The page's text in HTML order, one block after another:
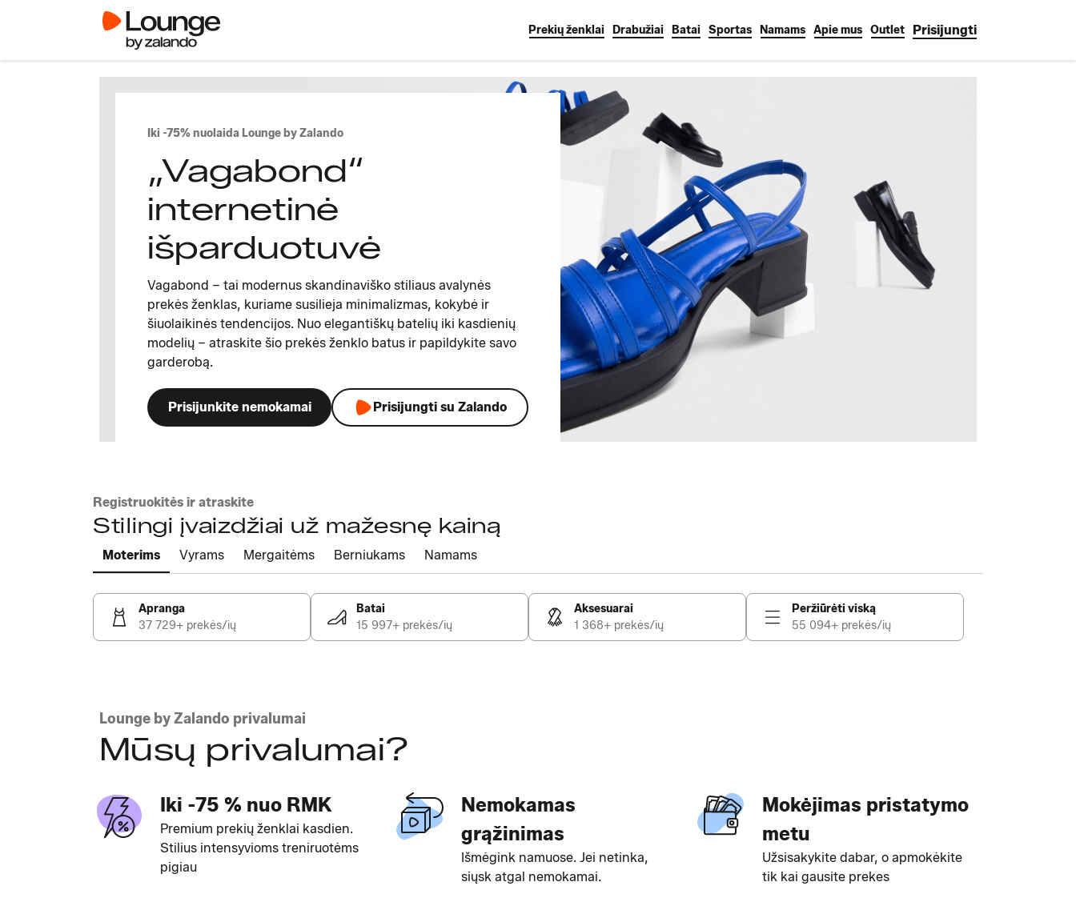
Prekių ženklai Drabužiai Batai Sportas Namams Apie mus Outlet Prisijungti
Iki -75% nuolaida Lounge by Zalando
„Vagabond“
internetinė
išparduotuvė
Vagabond – tai modernus skandinaviško stiliaus avalynės
prekės ženklas, kuriame susilieja minimalizmas, kokybė ir
šiuolaikinės tendencijos. Nuo elegantiškų batelių iki kasdienių
modelių – atraskite šio prekės ženklo batus ir papildykite savo
garderobą.
Prisijunkite nemokamai Prisijungti su Zalando
Registruokitės ir atraskite
Stilingi įvaizdžiai už mažesnę kainą
Moterims Vyrams Mergaitėms Berniukams Namams
Apranga
37 729+ prekės/ių
Batai
15 997+ prekės/ių
Aksesuarai
1 368+ prekės/ių
Peržiūrėti viską
55 094+ prekės/ių
Lounge by Zalando privalumai
Mūsų privalumai?
Iki -75 % nuo RMK
Premium prekių ženklai kasdien.
Stilius intensyvioms treniruotėms
pigiau
Nemokamas
grąžinimas
Išmėgink namuose. Jei netinka,
siųsk atgal nemokamai.
Mokėjimas pristatymo
metu
Užsisakykite dabar, o apmokėkite
tik kai gausite prekes